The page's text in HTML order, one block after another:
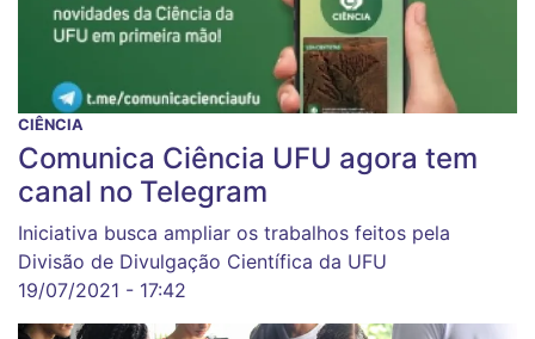
CIÊNCIA
Comunica Ciência UFU agora tem
canal no Telegram
Iniciativa busca ampliar os trabalhos feitos pela
Divisão de Divulgação Científica da UFU
19/07/2021 - 17:42